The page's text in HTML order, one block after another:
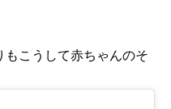
こうして赤ちゃんのそ